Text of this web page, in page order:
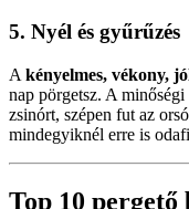
5. Nyél és gyűrűzés
A kényelmes, vékony,
nap pörgetsz. A
zsinórt, szépen fut az
mindegyiknél erre is
Top 10 pergető